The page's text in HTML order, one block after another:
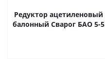
Редуктор ацетиленовый
балонный Сварог БАО 5-5